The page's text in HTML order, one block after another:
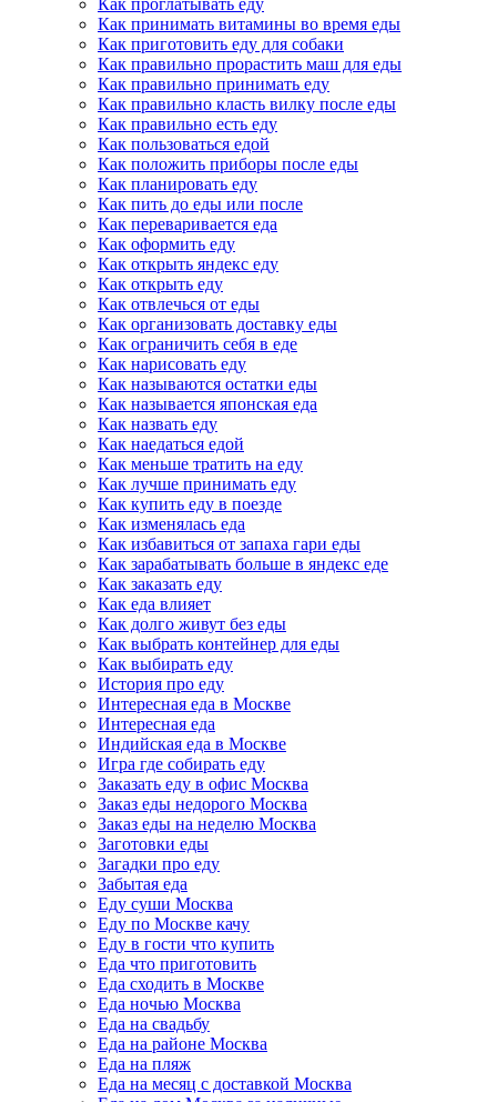
Как принимать витамины во время еды
Как приготовить еду для собаки
Как правильно прорастить маш для еды
Как правильно принимать еду
Как правильно класть вилку после еды
Как правильно есть еду
Как пользоваться едой
Как положить приборы после еды
Как планировать еду
Как пить до еды или после
Как переваривается еда
Как оформить еду
Как открыть яндекс еду
Как открыть еду
Как отвлечься от еды
Как организовать доставку еды
Как ограничить себя в еде
Как нарисовать еду
Как называются остатки еды
Как называется японская еда
Как назвать еду
Как наедаться едой
Как меньше тратить на еду
Как лучше принимать еду
Как купить еду в поезде
Как изменялась еда
Как избавиться от запаха гари еды
Как зарабатывать больше в яндекс еде
Как заказать еду
Как еда влияет
Как долго живут без еды
Как выбрать контейнер для еды
Как выбирать еду
История про еду
Интересная еда в Москве
Интересная еда
Индийская еда в Москве
Игра где собирать еду
Заказать еду в офис Москва
Заказ еды недорого Москва
Заказ еды на неделю Москва
Заготовки еды
Загадки про еду
Забытая еда
Еду суши Москва
Еду по Москве качу
Еду в гости что купить
Еда что приготовить
Еда сходить в Москве
Еда ночью Москва
Еда на свадьбу
Еда на районе Москва
Еда на пляж
Еда на месяц с доставкой Москва